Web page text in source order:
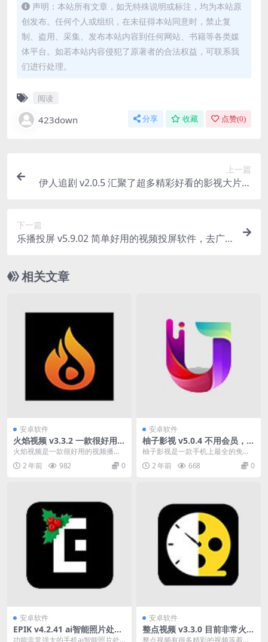
声明：本站所有文章，如无特殊说明或标注，均为本站原
创发布。任何个人或组织，在未征得本站同意时，禁止复
制、盗用、采集、发布本站内容到任何网站、书籍等各类媒
体平台。如若本站内容侵犯了原著者的合法权益，可联系我
们进行处理。
阅读
423down 分享 收藏 点赞(0)
上一篇
伊人追剧 v2.0.5 汇聚了超多精彩好看的影视大片，
下一篇
乐播投屏 v5.9.02 简单好用的视频投屏软件，去广
相关文章
安卓软件
火焰视频 v3.3.2 一款很好用的
视频播放软件去广告清爽版
火焰视频是一款很好用的视频播放
软件。这里汇聚了超多好看的电视
剧、电影、综艺、动漫...
2 年前 982 0
安卓软件
柚子影视 v5.0.4 不用会员，可
以投屏，免费追剧，去广告版
柚子影视是一款手机上最全的免费
追剧app，不用会员，可以投屏，
电视剧、电影、电视...
2 年前 668 0
安卓软件
EPIK v4.2.41 ai智能照片处理
和绘画的工具高级版
安卓软件
整点视频 v3.3.0 目前非常火的
影视播放器软件